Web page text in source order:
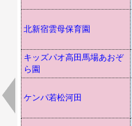
北新宿雲母保育園
キッズパオ高田馬場あおぞ
ら園
ケンパ若松河田